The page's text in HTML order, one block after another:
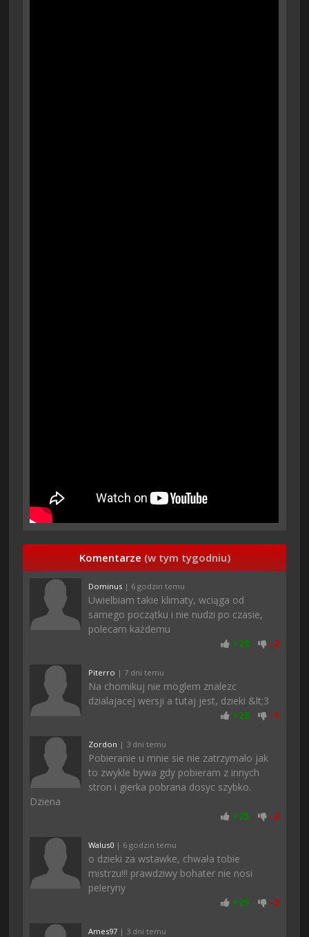
Komentarze (w tym tygodniu)
Dominus | 6 godzin temu
Uwielbiam takie klimaty, wciąga od
samego początku i nie nudzi po czasie,
polecam każdemu
+28 -2
Piterro | 7 dni temu
Na chomikuj nie moglem znalezc
dzialajacej wersji a tutaj jest, dzieki &lt;3
+28 -1
Zordon | 3 dni temu
Pobieranie u mnie sie nie zatrzymalo jak
to zwykle bywa gdy pobieram z innych
stron i gierka pobrana dosyc szybko.
Dziena
+25 -2
Walus0 | 6 godzin temu
o dzieki za wstawke, chwała tobie
mistrzu!!! prawdziwy bohater nie nosi
peleryny
+25 -2
Ames97 | 3 dni temu